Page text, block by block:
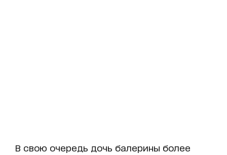
В свою очередь дочь балерины более